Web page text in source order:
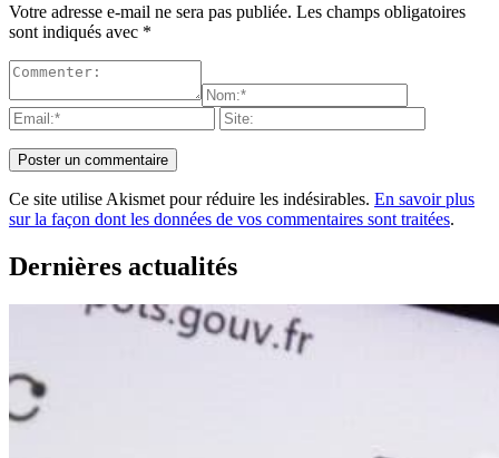
Votre adresse e-mail ne sera pas publiée. Les champs obligatoires
sont indiqués avec *
Ce site utilise Akismet pour réduire les indésirables. En savoir plus
sur la façon dont les données de vos commentaires sont traitées.
Dernières actualités